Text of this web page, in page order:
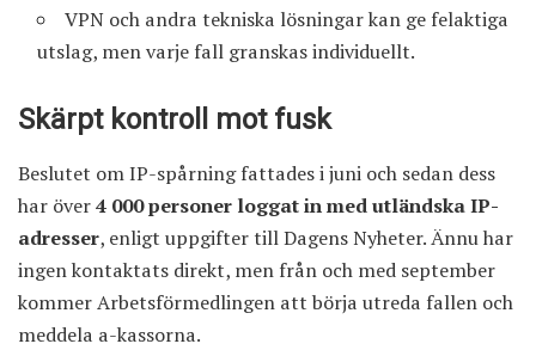
VPN och andra tekniska lösningar kan ge felaktiga
utslag, men varje fall granskas individuellt.
Skärpt kontroll mot fusk
Beslutet om IP-spårning fattades i juni och sedan dess
har över4 000 personer loggat in med utländska IP-
adresser, enligt uppgifter till Dagens Nyheter. Ännu har
ingen kontaktats direkt, men från och med september
kommer Arbetsförmedlingen att börja utreda fallen och
meddela a-kassorna.